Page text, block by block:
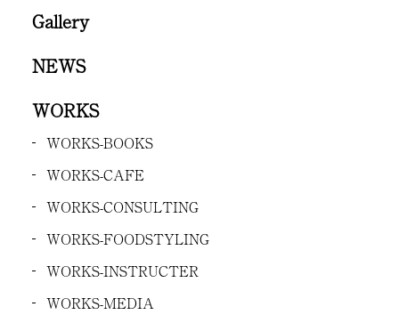
Gallery
NEWS
WORKS
WORKS-BOOKS
WORKS-CAFE
WORKS-CONSULTING
WORKS-FOODSTYLING
WORKS-INSTRUCTER
WORKS-MEDIA